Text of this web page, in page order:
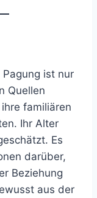
ist nur
Quellen
familiären
Ihr Alter
Es
darüber,
Beziehung
aus der